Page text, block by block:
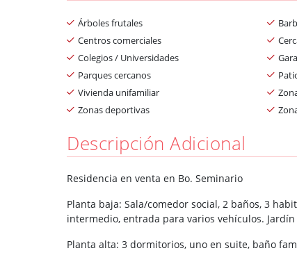
Árboles frutales
Centros comerciales
Colegios / Universidades
Parques cercanos
Vivienda unifamiliar
Zonas deportivas
Descripción Adicional
Residencia en venta en Bo. Seminario
Planta baja: Sala/comedor social, 2 baños, 3
intermedio, entrada para varios vehículos.
Planta alta: 3 dormitorios, uno en suite, baño